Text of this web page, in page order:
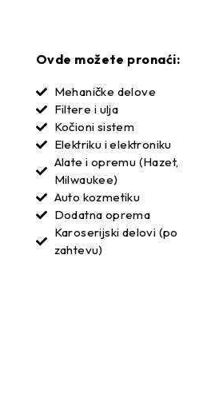
Ovde možete pronaći:
Mehaničke delove
Filtere i ulja
Kočioni sistem
Elektriku i elektroniku
Alate i opremu (Hazet,
Milwaukee)
Auto kozmetiku
Dodatna oprema
Karoserijski delovi (po
zahtevu)